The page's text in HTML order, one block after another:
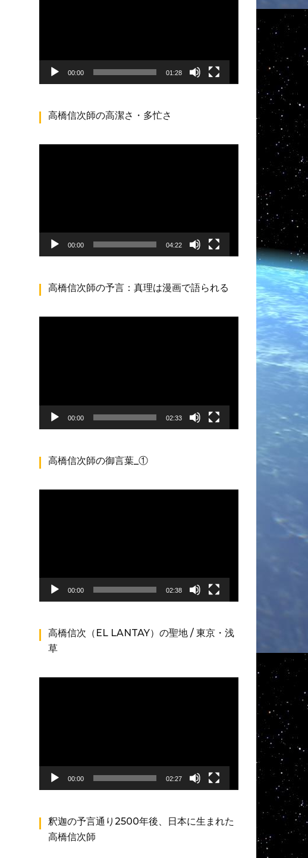
ー
00:00 01:28
高橋信次師の高潔さ・多忙さ
ー
00:00 04:22
高橋信次師の予言：真理は漫画で語られる
ー
00:00 02:33
高橋信次師の御言葉_①
ー
00:00 02:38
高橋信次（EL LANTAY）の聖地 / 東京・浅
草
ー
00:00 02:27
釈迦の予言通り2500年後、日本に生まれた
高橋信次師